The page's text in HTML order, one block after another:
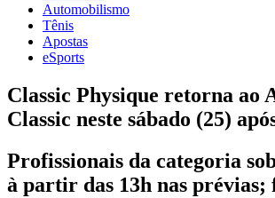
Automobilismo
Tênis
Apostas
eSports
Classic Physique retorna ao
Classic neste sábado (25)
Profissionais da categoria
à partir das 13h nas prévias;